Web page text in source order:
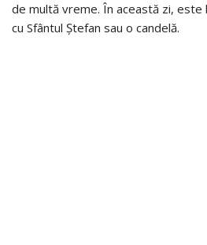
de multă vreme. În această zi, este
cu Sfântul Ștefan sau o candelă.